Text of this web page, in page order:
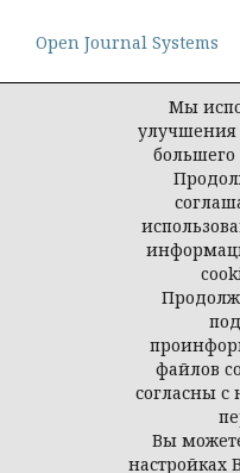
Open Journal Systems
Политика
© Социология:
математическое
Мы
большего
файлов
согласны
Вы
настройках